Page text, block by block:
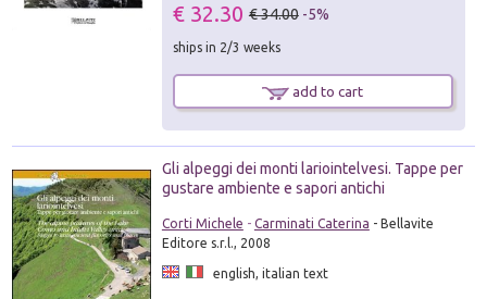
€ 32.30 € 34.00 -5%
ships in 2/3 weeks
add to cart
Gli alpeggi dei monti lariointelvesi. Tappe per
gustare ambiente e sapori antichi
Corti Michele - Carminati Caterina - Bellavite
Editore s.r.l., 2008
english, italian text